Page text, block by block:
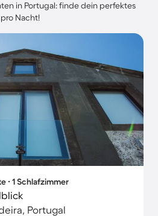
in Portugal: finde dein perfektes
Nacht!
∙ 1 Schlafzimmer
Portugal